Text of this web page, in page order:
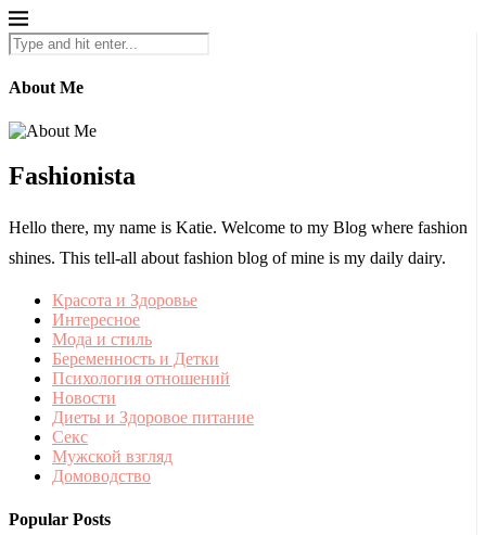
About Me
Fashionista
Hello there, my name is Katie. Welcome to my Blog where fashion
shines. This tell-all about fashion blog of mine is my daily dairy.
Красота и Здоровье
Интересное
Мода и стиль
Беременность и Детки
Психология отношений
Новости
Диеты и Здоровое питание
Секс
Мужской взгляд
Домоводство
Popular Posts